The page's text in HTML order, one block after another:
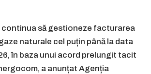
continua să gestioneze facturarea
naturale cel puțin până la data
în baza unui acord prelungit tacit
a anunțat Agenția